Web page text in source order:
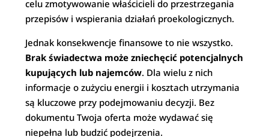
celu zmotywowanie właścicieli do przestrzegania
przepisów i wspierania działań proekologicznych.
Jednak konsekwencje finansowe to nie wszystko.
Brak świadectwa może zniechęcić potencjalnych
kupujących lub najemców. Dla wielu z nich
informacje o zużyciu energii i kosztach utrzymania
są kluczowe przy podejmowaniu decyzji. Bez
dokumentu Twoja oferta może wydawać się
niepełna lub budzić podejrzenia.